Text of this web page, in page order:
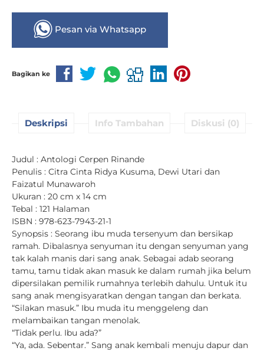
Pesan via Whatsapp
Bagikan ke
Deskripsi Info Tambahan Diskusi (0)
Judul : Antologi Cerpen Rinande
Penulis : Citra Cinta Ridya Kusuma, Dewi Utari dan
Faizatul Munawaroh
Ukuran : 20 cm x 14 cm
Tebal : 121 Halaman
ISBN : 978-623-7943-21-1
Synopsis : Seorang ibu muda tersenyum dan bersikap
ramah. Dibalasnya senyuman itu dengan senyuman yang
tak kalah manis dari sang anak. Sebagai adab seorang
tamu, tamu tidak akan masuk ke dalam rumah jika belum
dipersilakan pemilik rumahnya terlebih dahulu. Untuk itu
sang anak mengisyaratkan dengan tangan dan berkata.
“Silakan masuk.” Ibu muda itu menggeleng dan
melambaikan tangan menolak.
“Tidak perlu. Ibu ada?”
“Ya, ada. Sebentar.” Sang anak kembali menuju dapur dan